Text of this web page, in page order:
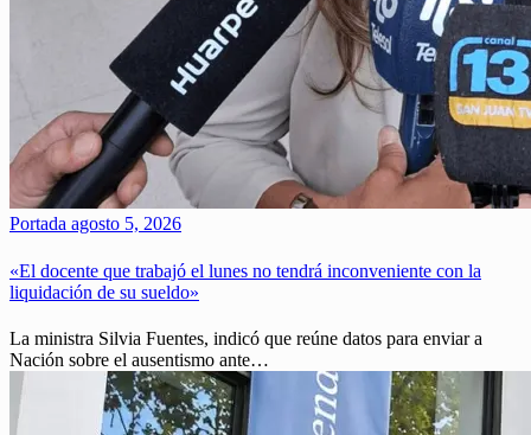
Portada agosto 5, 2026
«El docente que trabajó el lunes no tendrá inconveniente con la
liquidación de su sueldo»
La ministra Silvia Fuentes, indicó que reúne datos para enviar a
Nación sobre el ausentismo ante…